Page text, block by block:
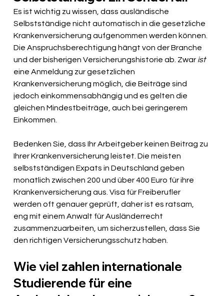
Es ist wichtig zu wissen, dass ausländische
Selbstständige nicht automatisch in die gesetzliche
Krankenversicherung aufgenommen werden können.
Die Anspruchsberechtigung hängt von der Branche
und der bisherigen Versicherungshistorie ab. Zwar ist
eine Anmeldung zur gesetzlichen
Krankenversicherung möglich, die Beiträge sind
jedoch einkommensabhängig und es gelten die
gleichen Mindestbeiträge, auch bei geringerem
Einkommen.
Bedenken Sie, dass Ihr Arbeitgeber keinen Beitrag zu
Ihrer Krankenversicherung leistet. Die meisten
selbstständigen Expats in Deutschland geben
monatlich zwischen 200 und über 400 Euro für ihre
Krankenversicherung aus. Visa für Freiberufler
werden oft genauer geprüft, daher ist es ratsam,
eng mit einem Anwalt für Ausländerrecht
zusammenzuarbeiten, um sicherzustellen, dass Sie
den richtigen Versicherungsschutz haben.
Wie viel zahlen internationale
Studierende für eine